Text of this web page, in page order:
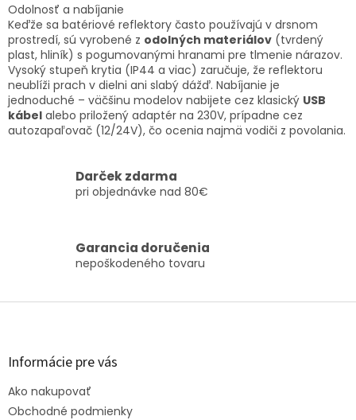
Odolnosť a nabíjanie
Keďže sa batériové reflektory často používajú v drsnom
prostredí, sú vyrobené z odolných materiálov (tvrdený
plast, hliník) s pogumovanými hranami pre tlmenie nárazov.
Vysoký stupeň krytia (IP44 a viac) zaručuje, že reflektoru
neublíži prach v dielni ani slabý dážď. Nabíjanie je
jednoduché – väčšinu modelov nabijete cez klasický USB
kábel alebo priložený adaptér na 230V, prípadne cez
autozapaľovač (12/24V), čo ocenia najmä vodiči z povolania.
Darček zdarma
pri objednávke nad 80€
Garancia doručenia
nepoškodeného tovaru
Z
Informácie pre vás
Ako nakupovať
Obchodné podmienky